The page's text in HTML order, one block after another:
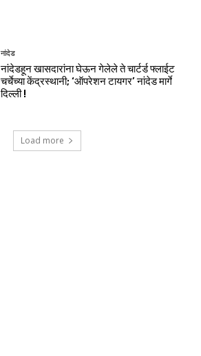
नांदेड
नांदेडहून खासदारांना घेऊन गेलेले ते चार्टर्ड फ्लाईट
चर्चेच्या केंद्रस्थानी; ‘ऑपरेशन टायगर’ नांदेड मार्गे
दिल्ली !
Load more